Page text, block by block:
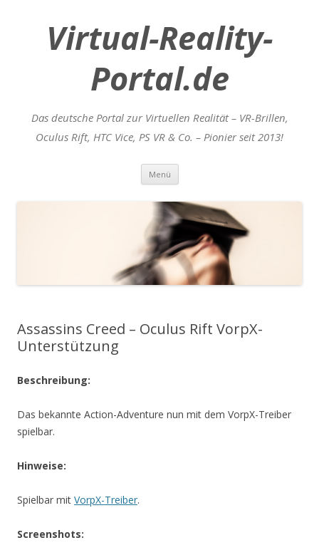
Virtual-Reality-
Portal.de
Das deutsche Portal zur Virtuellen Realität – VR-Brillen,
Oculus Rift, HTC Vice, PS VR & Co. – Pionier seit 2013!
Menü Zum
springen
Assassins Creed – Oculus Rift VorpX-
Unterstützung
Beschreibung:
Das bekannte Action-Adventure nun mit dem VorpX-Treiber
spielbar.
Hinweise:
Spielbar mit VorpX-Treiber.
Screenshots: